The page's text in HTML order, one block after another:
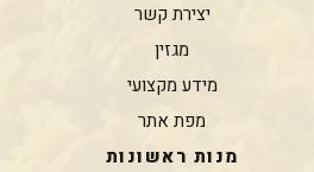
יצירת קשר
מגזין
מידע מקצועי
מפת אתר
מנות ראשונות